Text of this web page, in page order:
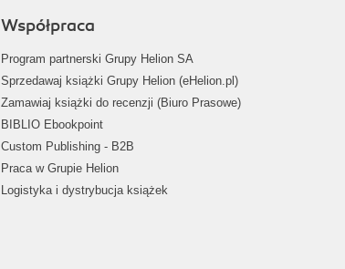
Współpraca
Program partnerski Grupy Helion SA
Sprzedawaj książki Grupy Helion (eHelion.pl)
Zamawiaj książki do recenzji (Biuro Prasowe)
BIBLIO Ebookpoint
Custom Publishing - B2B
Praca w Grupie Helion
Logistyka i dystrybucja książek